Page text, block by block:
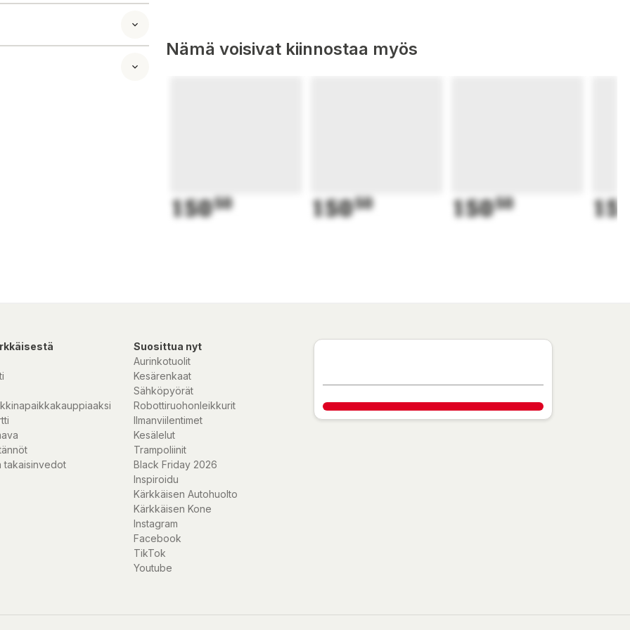
rattaiden
laskettu,
Nämä voisivat kiinnostaa myös
15050 15050 15050
takaisinvedot
Suosittua nyt
Aurinkotuolit
Kesärenkaat
Sähköpyörät
Robottiruohonleikkurit
Ilmanviilentimet
Kesälelut
Trampoliinit
Black Friday 2026
Inspiroidu
Kärkkäisen Autohuolto
Kärkkäisen Kone
Instagram
Facebook
TikTok
Youtube